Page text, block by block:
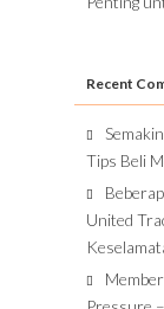
Recent
Tips Beli
United